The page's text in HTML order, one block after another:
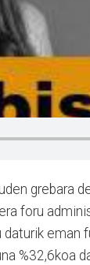
grebara
foru
daturik
%32,6koa